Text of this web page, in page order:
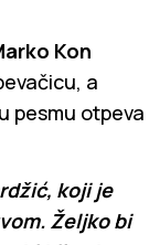
Kon
a
pesmu otpeva
koji je
Željko bi